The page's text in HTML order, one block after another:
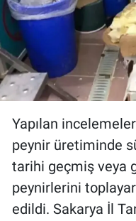
Yapılan
peynir üretiminde
tarihi geçmiş veya
peynirlerini
edildi. Sakarya İl